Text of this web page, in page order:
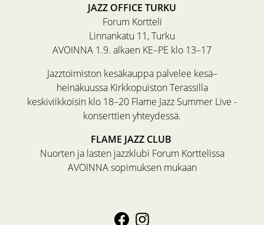
JAZZ OFFICE TURKU
Forum Kortteli
Linnankatu 11, Turku
AVOINNA 1.9. alkaen KE–PE klo 13–17
Jazztoimiston kesäkauppa palvelee kesä–
heinäkuussa Kirkkopuiston Terassilla
keskiviikkoisin klo 18–20 Flame Jazz Summer Live -
konserttien yhteydessä.
FLAME JAZZ CLUB
Nuorten ja lasten jazzklubi Forum Korttelissa
AVOINNA sopimuksen mukaan